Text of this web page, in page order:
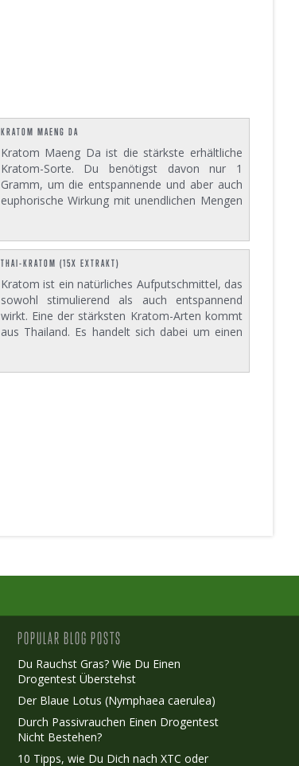
KRATOM MAENG DA
Kratom Maeng Da ist die stärkste erhältliche
Kratom-Sorte. Du benötigst davon nur 1
Gramm, um die entspannende und aber auch
euphorische Wirkung mit unendlichen Mengen
THAI-KRATOM (15X EXTRAKT)
Kratom ist ein natürliches Aufputschmittel, das
sowohl stimulierend als auch entspannend
wirkt. Eine der stärksten Kratom-Arten kommt
aus Thailand. Es handelt sich dabei um einen
POPULAR BLOG POSTS
Du Rauchst Gras? Wie Du Einen
Drogentest Überstehst
Der Blaue Lotus (Nymphaea caerulea)
Durch Passivrauchen Einen Drogentest
Nicht Bestehen?
10 Tipps, wie Du Dich nach XTC oder